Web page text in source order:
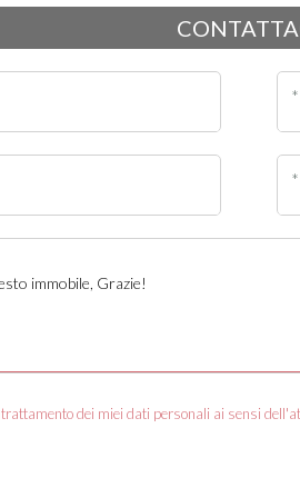
dei miei dati personali ai sensi